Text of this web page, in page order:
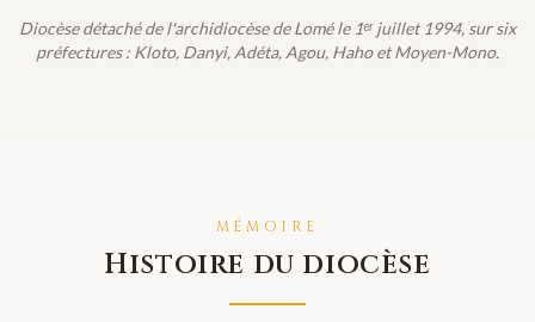
Diocèse détaché de l'archidiocèse de Lomé le 1ᵉʳ juillet 1994, sur six
préfectures : Kloto, Danyi, Adéta, Agou, Haho et Moyen-Mono.
MÉMOIRE
Histoire du diocèse